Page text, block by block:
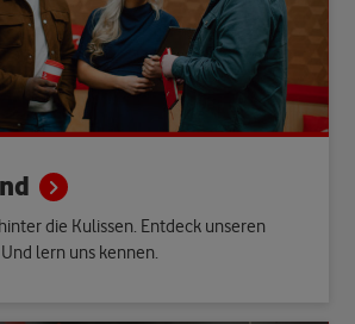
die Kulissen. Entdeck unseren
lern uns kennen.